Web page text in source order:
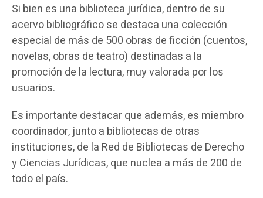
Si bien es una biblioteca jurídica, dentro de su
acervo bibliográfico se destaca una colección
especial de más de 500 obras de ficción (cuentos,
novelas, obras de teatro) destinadas a la
promoción de la lectura, muy valorada por los
usuarios.
Es importante destacar que además, es miembro
coordinador, junto a bibliotecas de otras
instituciones, de la Red de Bibliotecas de Derecho
y Ciencias Jurídicas, que nuclea a más de 200 de
todo el país.